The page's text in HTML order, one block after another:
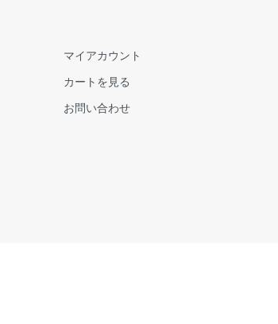
マイアカウント
カートを見る
お問い合わせ